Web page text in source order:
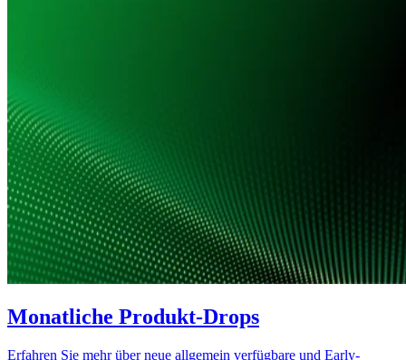
Monatliche Produkt-Drops
Erfahren Sie mehr über neue allgemein verfügbare und Early-